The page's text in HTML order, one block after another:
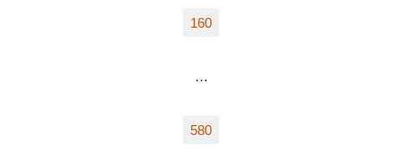
160
…
580